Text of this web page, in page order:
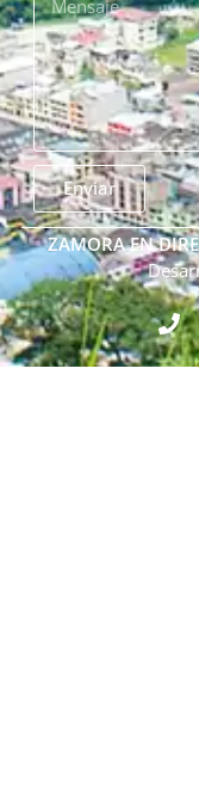
Enviar
ZAMORA EN